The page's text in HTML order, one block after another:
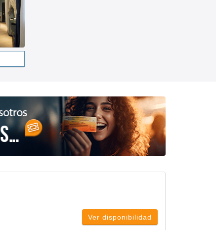
Ver disponibilidad